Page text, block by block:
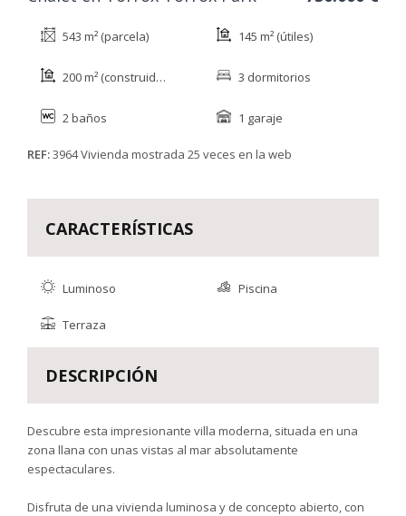
543 m² (parcela) 145 m² (útiles)
200 m² (construidos) 3 dormitorios
2 baños 1 garaje
REF:3964Vivienda mostrada 25 veces en la web
CARACTERÍSTICAS
Luminoso Piscina
Terraza
DESCRIPCIÓN
Descubre esta impresionante villa moderna, situada en una
zona llana con unas vistas al mar absolutamente
espectaculares.
Disfruta de una vivienda luminosa y de concepto abierto, con